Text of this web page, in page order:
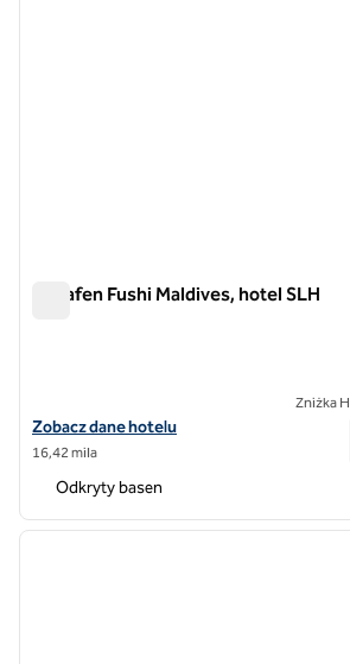
Huvafen Fushi Maldives, hotel SLH
Zobacz szczegóły hotelu Huvafen Fushi
Zobacz dane hotelu
16,42 mila
Zniżka
Odkryty basen
1 z 12